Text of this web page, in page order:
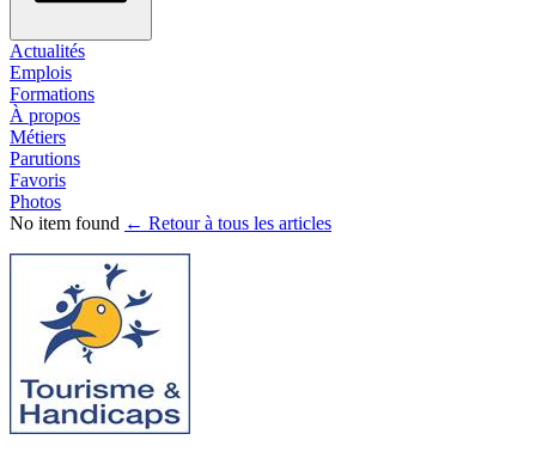
Actualités
Emplois
Formations
À propos
Métiers
Parutions
Favoris
Photos
No item found ← Retour à tous les articles